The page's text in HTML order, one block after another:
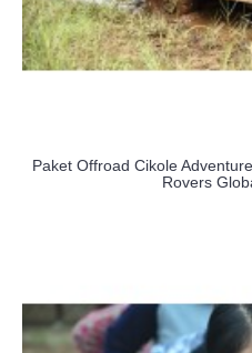
Paket Offroad Cikole
Rovers